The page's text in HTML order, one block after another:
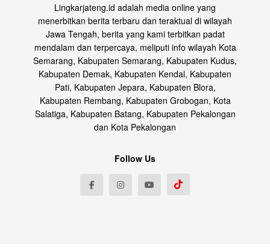
Lingkarjateng.id adalah media online yang
menerbitkan berita terbaru dan teraktual di wilayah
Jawa Tengah, berita yang kami terbitkan padat
mendalam dan terpercaya, meliputi info wilayah Kota
Semarang, Kabupaten Semarang, Kabupaten Kudus,
Kabupaten Demak, Kabupaten Kendal, Kabupaten
Pati, Kabupaten Jepara, Kabupaten Blora,
Kabupaten Rembang, Kabupaten Grobogan, Kota
Salatiga, Kabupaten Batang, Kabupaten Pekalongan
dan Kota Pekalongan
Follow Us